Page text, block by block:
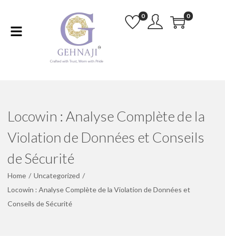
0 0
Locowin : Analyse Complète de la
Violation de Données et Conseils
de Sécurité
Home / Uncategorized /
Locowin : Analyse Complète de la Violation de Données et
Conseils de Sécurité